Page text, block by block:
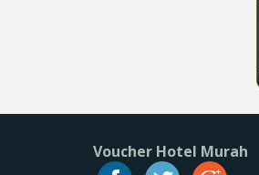
Voucher Hotel Murah